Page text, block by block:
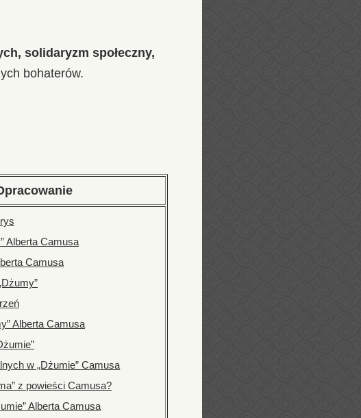
solidaryzm społeczny,
bohaterów.
Alberta Camusa
Camusa
Alberta Camusa
w „Dżumie” Camusa
z powieści Camusa?
Alberta Camusa